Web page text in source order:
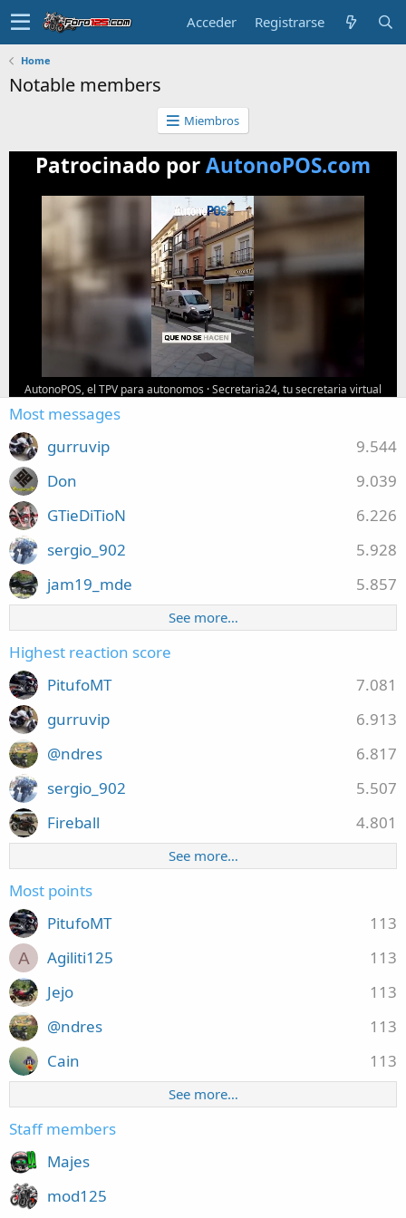
Acceder Registrarse
Home
Notable members
Miembros
Patrocinado porAutonoPOS.com
AutonoPOS, el TPV para autonomos ·Secretaria24, tu secretaria virtual
Most messages
9.544
gurruvip
9.039
Don
6.226
GTieDiTioN
5.928
sergio_902
5.857
jam19_mde
See more…
Highest reaction score
7.081
PitufoMT
6.913
gurruvip
6.817
@ndres
5.507
sergio_902
4.801
Fireball
See more…
Most points
113
PitufoMT
A 113
Agiliti125
113
Jejo
113
@ndres
113
Cain
See more…
Staff members
Majes
mod125